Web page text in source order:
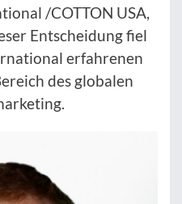
/COTTON USA,
Entscheidung fiel
erfahrenen
des globalen